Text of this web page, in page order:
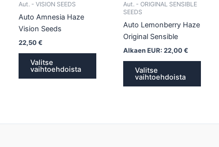
Aut. - VISION SEEDS
Auto Amnesia Haze
Vision Seeds
22,50€
Valitse
vaihtoehdoista
Aut. - ORIGINAL SENSIBLE
SEEDS
Auto Lemonberry Haze
Original Sensible
Alkaen EUR: 22,00€
Valitse
vaihtoehdoista